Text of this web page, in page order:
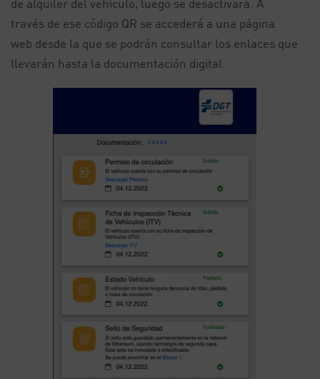
de alquiler del vehículo, luego se desactivará. A
través de ese código QR se accederá a una página
web desde la que se podrán consultar los enlaces que
llevarán hasta la documentación digital.